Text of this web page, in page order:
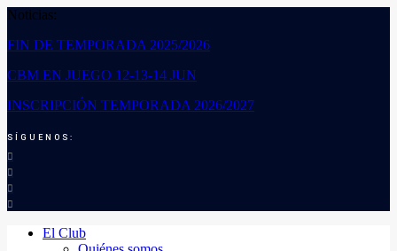
Noticias:
FIN DE TEMPORADA 2025/2026
CBM EN JUEGO 12-13-14 JUN
INSCRIPCIÓN TEMPORADA 2026/2027
SÍGUENOS:
El Club